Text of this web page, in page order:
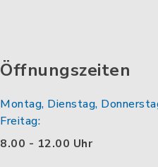
Öffnungszeiten
Montag, Dienstag,
Freitag:
8.00 - 12.00 Uhr